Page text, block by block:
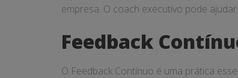
empresa. O coach executivo pode
Feedback
O Feedback Contínuo é uma prática